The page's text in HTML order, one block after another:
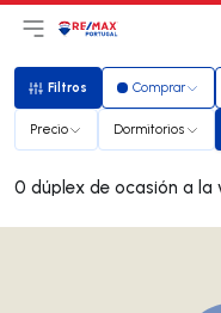
Abrir el menú principal
Logotipo
Filtros
Filtros Comprar
Precio Dormitorios